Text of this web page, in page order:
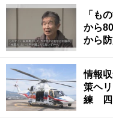
「も
から
から
情報
策ヘ
練 四